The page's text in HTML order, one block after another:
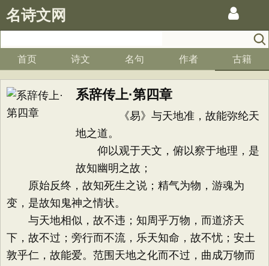
名诗文网
首页 诗文 名句 作者 古籍
系辞传上·第四章
《易》与天地准，故能弥纶天
地之道。
仰以观于天文，俯以察于地理，是
故知幽明之故；
原始反终，故知死生之说；精气为物，游魂为
变，是故知鬼神之情状。
与天地相似，故不违；知周乎万物，而道济天
下，故不过；旁行而不流，乐天知命，故不忧；安土
敦乎仁，故能爱。范围天地之化而不过，曲成万物而